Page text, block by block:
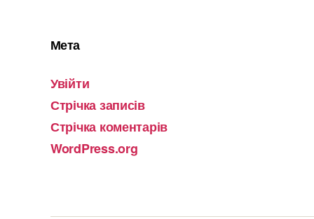
Мета
Увійти
Стрічка записів
Стрічка коментарів
WordPress.org